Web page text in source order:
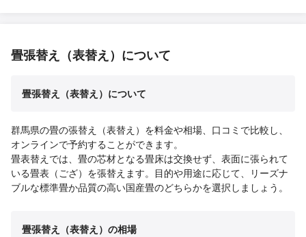
畳張替え（表替え）について
畳張替え（表替え）について
群馬県の畳の張替え（表替え）を料金や相場、口コミで比較し、
オンラインで予約することができます。
畳表替えでは、畳の芯材となる畳床は交換せず、表面に張られて
いる畳表（ござ）を張替えます。目的や用途に応じて、リーズナ
ブルな標準畳か品質の高い国産畳のどちらかを選択しましょう。
畳張替え（表替え）の相場